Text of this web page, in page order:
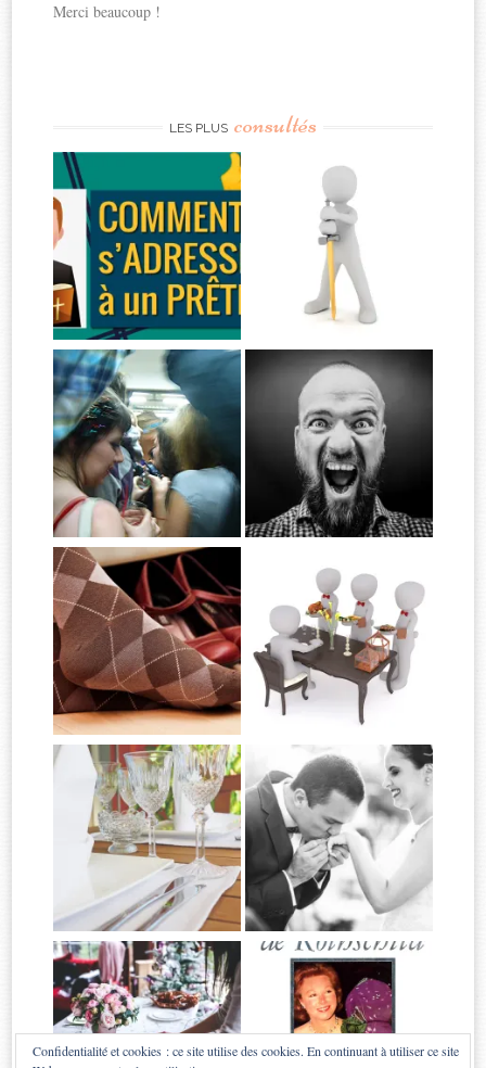
Merci beaucoup !
LES PLUS consultés
Confidentialité et cookies : ce site utilise des cookies. En continuant à utiliser ce site